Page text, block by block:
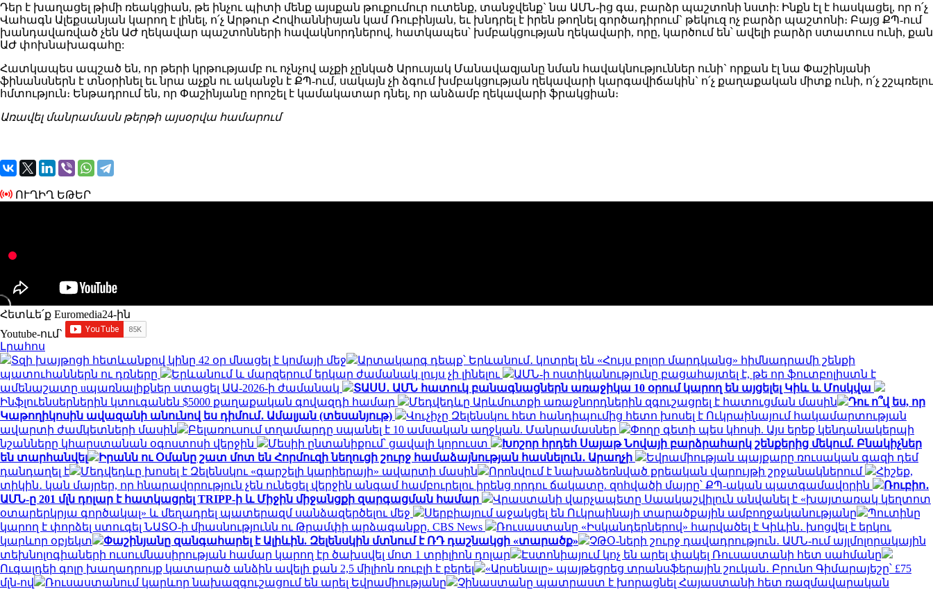
Դեր է խաղացել թիմի ռեակցիան, թե ինչու պիտի մենք այսքան թուքումուր ուտենք, տանջվենք` նա ԱՄՆ-ից գա, բարձր պաշտոնի նստի: Ինքն էլ է հասկացել, որ ո՛չ
Վահագն Ալեքսանյան կարող է լինել, ո՛չ Արթուր Հովհաննիսյան կամ Ռուբինյան, եւ խնդրել է իրեն թողնել գործադիրում` թեկուզ ոչ բարձր պաշտոնի։ Բայց ՔՊ-ում
խանդավառված չեն ԱԺ ղեկավար պաշտոնների հավակնորդներով, հատկապես՝ խմբակցության ղեկավարի, որը, կարծում են՝ ավելի բարձր ստատուս ունի, քան
ԱԺ փոխնախագահը:
Հատկապես ապշած են, որ թերի կրթությամբ ու ոչնչով աչքի չընկած Արուսյակ Մանավազյանը նման հավակնություններ ունի` որքան էլ նա Փաշինյանի
ֆինանսներն է տնօրինել եւ նրա աչքն ու ականջն է ՔՊ-ում, սակայն չի ձգում խմբակցության ղեկավարի կարգավիճակին` ո՛չ քաղաքական միտք ունի, ո՛չ շշպռելու
հմտություն։ Ենթադրում են, որ Փաշինյանը որոշել է կամակատար դնել, որ անձամբ ղեկավարի ֆրակցիան։
Առավել մանրամասն թերթի այսօրվա համարում
ՈՒՂԻՂ ԵԹԵՐ
Հետևե՛ք Euromedia24-ին
Youtube-ում`
Լրահոս
Տզի խայթոցի հետևանքով կինը 42 օր մնացել է կոմայի մեջ
Արտակարգ դեպք՝ Երևանում․ կոտրել են «Հույս բոլոր մարդկանց» հիմնադրամի շենքի
պատուհաններն ու դռները
Երևանում և մարզերում երկար ժամանակ լույս չի լինելու
ԱՄՆ-ի ոստիկանությունը բացահայտել է, թե որ ֆուտբոլիստն է
ամենաշատը uպառնալիքներ ստացել ԱԱ-2026-ի ժամանակ
ՏԱՍՍ․ ԱՄՆ հատուկ բանագնացներն առաջիկա 10 օրում կարող են այցելել Կիև և Մոսկվա
Ինֆլուենսերներին կտուգանեն $5000 քաղաքական գովազդի համար
Մեդվեդևը Արևմուտքի առաջնորդներին զգուշացրել է հատուցման մասին
Դու ո՞վ ես, որ
Կաթողիկոսին ավազանի անունով ես դիմում․ Ամալյան (տեսանյութ)
Վուչիչը Զելենսկու հետ հանդիպումից հետո խոսել է Ուկրաինայում հակամարտության
ավարտի ժամկետների մասին
Բելառուսում տղամարդը սպանել է 10 ամսական աղջկան. Մանրամասներ
Փողը գետի պես կհոսի. Այս երեք կենդանակերպի
նշանները կհարստանան օգոստոսի վերջին
Մեսիի ընտանիքում՝ ցավալի կորուստ
Խոշոր հրդեհ Սայաթ Նովայի բարձրահարկ շենքերից մեկում. Բնակիչներ
են տարհանվել
Իրանն ու Օմանը շատ մոտ են Հորմուզի նեղուցի շուրջ համաձայնության հասնելուն․ Արաղչի
Եվրամիության պայքարը ռուսական գազի դեմ
դանդաղել է
Մեդվեդևը խոսել է Զելենսկու «գարշելի կարիերայի» ավարտի մասին Որոնվում է նախաձեռնված քրեական վարույթի շրջանակներում
Հիշեք,
տիկին․ կան մայրեր, որ հնարավորություն չեն ունեցել վերջին անգամ համբուրելու իրենց որդու ճակատը. զոհվածի մայրը՝ ՔՊ-ական պատգամավորին
Ռուբիո․
ԱՄՆ-ը 201 մլն դոլար է հատկացրել TRIPP-ի և Միջին միջանցքի զարգացման համար
Վրաստանի վարչապետը Սաակաշվիլուն անվանել է «խայտառակ կեղտոտ
օտարերկրյա գործակալ» և մեղադրել պատերազմ սանձազերծելու մեջ
Սերբիայում աջակցել են Ուկրաինայի տարածքային ամբողջականությանը
Պուտինը
կարող է փորձել ստուգել ՆԱՏՕ-ի միասնությունն ու Թրամփի արձագանքը. CBS News
Ռուսաստանը «Իսկանդերներով» հարվածել է Կիևին․ խոցվել է երկու
կարևոր օբյեկտ
Փաշինյանը զանգահարել է Ալիևին. Զելենսկին մտնում է ՌԴ դաշնակցի «տարածք»
ՉԹՕ-ների շուրջ դավադրություն․ ԱՄՆ-ում այլմոլորակային
տեխնոլոգիաների ուսումնասիրության համար կարող էր ծախսվել մոտ 1 տրիլիոն դոլար
Էստոնիայում կոչ են արել փակել Ռուսաստանի հետ սահմանը
Ուգալդեի գոլը խաղադրույք կատարած անձին ավելի քան 2,5 միլիոն ռուբլի է բերել
«Արսենալը» պայթեցրեց տրանսֆերային շուկան․ Բրունո Գիմարայեշը՝ £75
մլն-ով
Ռուսաստանում կարևոր նախազգուշացում են արել Եվրամիությանը
Չինաստանը պատրաստ է խորացնել Հայաստանի հետ ռազմավարական